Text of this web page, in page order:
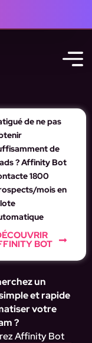
de ne pas
de
? Affinity Bot
1800
mois en
BOT
un
et rapide
votre
?
Affinity Bot